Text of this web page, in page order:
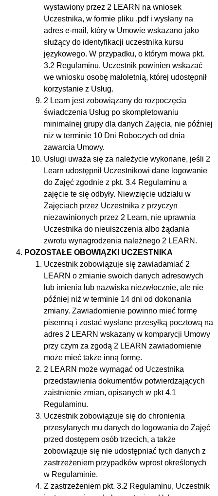
wystawiony przez 2 LEARN na wniosek
Uczestnika, w formie pliku .pdf i wysłany na
adres e-mail, który w Umowie wskazano jako
służący do identyfikacji uczestnika kursu
językowego. W przypadku, o którym mowa pkt.
‎3.2 Regulaminu, Uczestnik powinien wskazać
we wniosku osobę małoletnią, której udostępnił
korzystanie z Usług.
2 Learn jest zobowiązany do rozpoczęcia
świadczenia Usług po skompletowaniu
minimalnej grupy dla danych Zajęcia, nie później
niż w terminie 10 Dni Roboczych od dnia
zawarcia Umowy.
Usługi uważa się za należycie wykonane, jeśli 2
Learn udostępnił Uczestnikowi dane logowanie
do Zajęć zgodnie z pkt. ‎3.4 Regulaminu a
zajęcie te się odbyły. Niewzięcie udziału w
Zajęciach przez Uczestnika z przyczyn
niezawinionych przez 2 Learn, nie uprawnia
Uczestnika do nieuiszczenia albo żądania
zwrotu wynagrodzenia należnego 2 LEARN.
POZOSTAŁE OBOWIĄZKI UCZESTNIKA
Uczestnik zobowiązuje się zawiadamiać 2
LEARN o zmianie swoich danych adresowych
lub imienia lub nazwiska niezwłocznie, ale nie
później niż w terminie 14 dni od dokonania
zmiany. Zawiadomienie powinno mieć formę
pisemną i zostać wysłane przesyłką pocztową na
adres 2 LEARN wskazany w komparycji Umowy
przy czym za zgodą 2 LEARN zawiadomienie
może mieć także inną formę.
2 LEARN może wymagać od Uczestnika
przedstawienia dokumentów potwierdzających
zaistnienie zmian, opisanych w pkt 4.1
Regulaminu.
Uczestnik zobowiązuje się do chronienia
przesyłanych mu danych do logowania do Zajęć
przed dostępem osób trzecich, a także
zobowiązuje się nie udostępniać tych danych z
zastrzeżeniem przypadków wprost określonych
w Regulaminie.
Z zastrzeżeniem pkt. 3.2 Regulaminu, Uczestnik